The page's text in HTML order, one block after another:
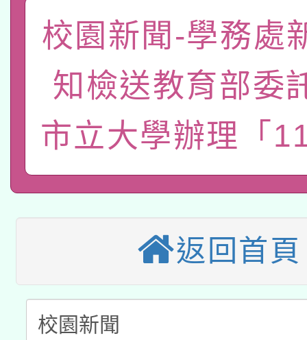
國立臺灣師範大學辦理
年度健康促進學校輔導
業成長研習」實施計畫
函轉國家教育研究院中
原住民族教育政策研討
族教育國際趨勢與發展
轉知教育部國民及學前
新北市政府教育局辦理
師專業成長研習實施計
函轉國立臺灣師範大學
族語言臺北學習中心
轉知有關國立成功大學
文教學共融平台-教案
件」活動簡章
教育部國民及學前教育
年度COVID-19疫苗接
接種對象擴大為「滿6
接種之民眾」措施，
月28日止
業技術研究院辦理「
用水績優單位及節水達
動」
115年8月22日(星期六
桃園市孔廟祈福系列
開 智慧啟航」
2026年桃園地景藝術
「2026桃園藝術巡演
關事宜
轉知教育部國民及學前
校園新聞-學務處
知檢送教育部委
市立大學辦理「
返回首頁